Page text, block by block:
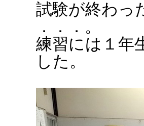
試験が終わっ
．．．。
練習には１年
した。